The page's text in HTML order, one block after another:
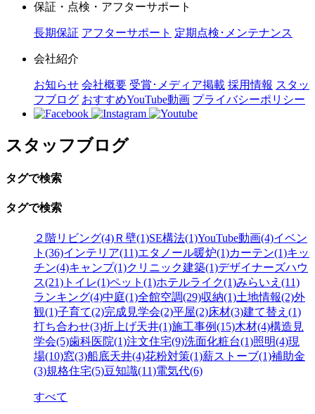
保証・点検・アフターサポート
長期保証 アフターサポート 定期点検･メンテナンス
会社紹介
お知らせ 会社概要 受賞･メディア掲載 採用情報 スタッ
フブログ おすすめYouTube動画 プライバシーポリシー
スタッフブログ
タグで検索
タグで検索
２階リビング(4) Ｒ壁(1)SE構法(1)YouTube動画(4)イベン
ト(36)インテリア(11)エタノール暖炉(1)カーテン(1)キッ
チン(4)キャンプ(1)クリニック建築(1)デザイナーズハウ
ス(21) トイレ(1)ペット(1)ホテルライク(1)みらいえ(11)
ランキング(4)中庭(1)全館空調(29)収納(1)土地情報(2)外
観(1)子育て(2)完成見学会(2)平屋(2)床材(3)建て替え(1)
打ち合わせ(3)折上げ天井(1)施工事例(15)木材(4)構造見
学会(5)歯科医院(1)注文住宅(9)洗面化粧台(1)照明(4)現
場(10)窓(3)船底天井(4)花粉対策(1)薪ストーブ(1)補助金
(3)規格住宅(5)豆知識(11)電気代(6)
すべて